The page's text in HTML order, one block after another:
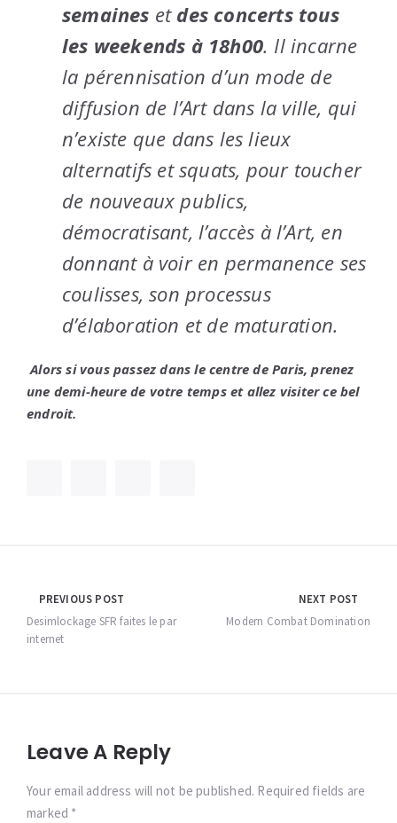
semaines et des concerts tous
les weekends à 18h00. Il incarne
la pérennisation d’un mode de
diffusion de l’Art dans la ville, qui
n’existe que dans les lieux
alternatifs et squats, pour toucher
de nouveaux publics,
démocratisant, l’accès à l’Art, en
donnant à voir en permanence ses
coulisses, son processus
d’élaboration et de maturation.
Alors si vous passez dans le centre de Paris, prenez
une demi-heure de votre temps et allez visiter ce bel
endroit.
Navigation
de
PREVIOUS POST
Desimlockage SFR faites le par
internet
NEXT POST
Modern Combat Domination
Leave A Reply
Your email address will not be published. Required fields are
marked *